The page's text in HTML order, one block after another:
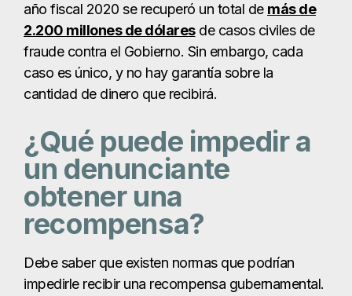
año fiscal 2020 se recuperó un total de más de
2.200 millones de dólaresde casos civiles de
fraude contra el Gobierno. Sin embargo, cada
caso es único, y no hay garantía sobre la
cantidad de dinero que recibirá.
¿Qué puede impedir a
un denunciante
obtener una
recompensa?
Debe saber que existen normas que podrían
impedirle recibir una recompensa gubernamental.